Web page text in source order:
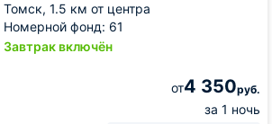
Томск, 1.5 км от центра
Номерной фонд: 61
Завтрак включён
от4 350руб.
за 1 ночь